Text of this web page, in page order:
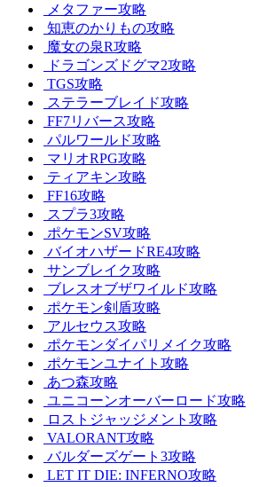
メタファー攻略
知恵のかりもの攻略
魔女の泉R攻略
ドラゴンズドグマ2攻略
TGS攻略
ステラーブレイド攻略
FF7リバース攻略
パルワールド攻略
マリオRPG攻略
ティアキン攻略
FF16攻略
スプラ3攻略
ポケモンSV攻略
バイオハザードRE4攻略
サンブレイク攻略
ブレスオブザワイルド攻略
ポケモン剣盾攻略
アルセウス攻略
ポケモンダイパリメイク攻略
ポケモンユナイト攻略
あつ森攻略
ユニコーンオーバーロード攻略
ロストジャッジメント攻略
VALORANT攻略
バルダーズゲート3攻略
LET IT DIE: INFERNO攻略